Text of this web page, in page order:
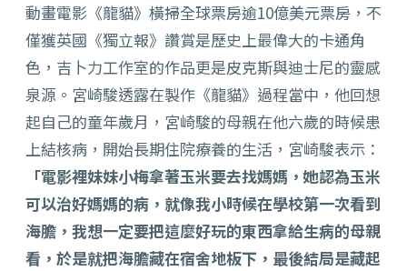
動畫電影《龍貓》橫掃全球票房逾10億美元票房，不
僅獲英國《獨立報》讚賞是歷史上最偉大的卡通角
色，吉卜力工作室的作品更是皮克斯與迪士尼的靈感
泉源。宮崎駿透露在製作《龍貓》過程當中，他回想
起自己的童年歲月，宮崎駿的母親在他六歲的時候患
上結核病，開始長期住院療養的生活，宮崎駿表示：
「電影裡妹妹小梅拿著玉米要去找媽媽，她認為玉米
可以治好媽媽的病，就像我小時候在學校第一次看到
海膽，我想一定要把這麼好玩的東西拿給生病的母親
看，於是就把海膽藏在宿舍地板下，最後結局是藏起